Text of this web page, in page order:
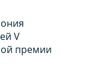
V
премии